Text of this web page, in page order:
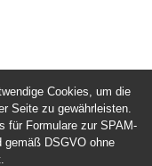
Cookies, um die
Seite zu gewährleisten.
für Formulare zur SPAM-
gemäß DSGVO ohne